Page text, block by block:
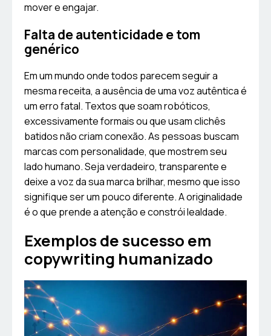
mover e engajar.
Falta de autenticidade e tom
genérico
Em um mundo onde todos parecem seguir a
mesma receita, a ausência de uma voz autêntica é
um erro fatal. Textos que soam robóticos,
excessivamente formais ou que usam clichês
batidos não criam conexão. As pessoas buscam
marcas com personalidade, que mostrem seu
lado humano. Seja verdadeiro, transparente e
deixe a voz da sua marca brilhar, mesmo que isso
signifique ser um pouco diferente. A originalidade
é o que prende a atenção e constrói lealdade.
Exemplos de sucesso em
copywriting humanizado